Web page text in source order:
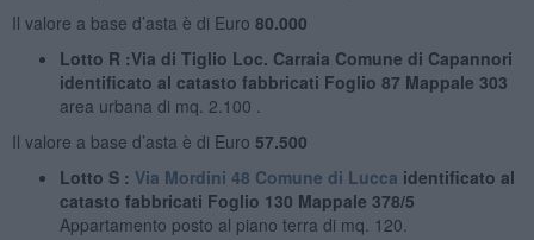
Il valore a base d’asta è di Euro 80.000
Lotto R :Via di Tiglio Loc. Carraia Comune di Capannori
identificato al catasto fabbricati Foglio 87 Mappale 303
area urbana di mq. 2.100 .
Il valore a base d’asta è di Euro 57.500
Lotto S : Via Mordini 48 Comune di Lucca identificato al
catasto fabbricati Foglio 130 Mappale 378/5
Appartamento posto al piano terra di mq. 120.